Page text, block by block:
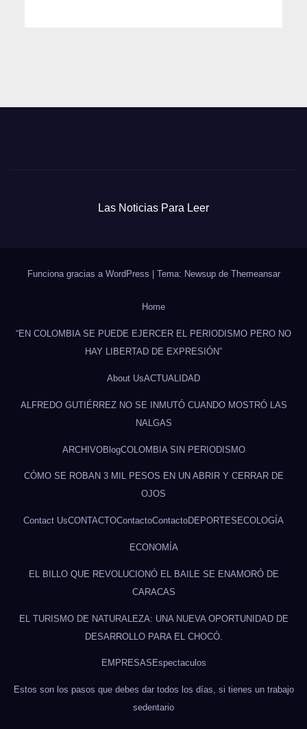
Las Noticias Para Leer
Funciona gracias a WordPress Tema: Newsup de Themeansar
Home
“EN COLOMBIA SE PUEDE EJERCER EL PERIODISMO PERO NO
HAY LIBERTAD DE EXPRESIÓN”
About UsACTUALIDAD
ALFREDO GUTIÉRREZ NO SE INMUTÓ CUANDO MOSTRÓ LAS
NALGAS
ARCHIVOBlogCOLOMBIA SIN PERIODISMO
CÓMO SE ROBAN 3 MIL PESOS EN UN ABRIR Y CERRAR DE
OJOS
Contact UsCONTACTOContactoContactoDEPORTES ECOLOGÍA
ECONOMÍA
EL BILLO QUE REVOLUCIONÓ EL BAILE SE ENAMORÓ DE
CARACAS
EL TURISMO DE NATURALEZA: UNA NUEVA OPORTUNIDAD DE
DESARROLLO PARA EL CHOCÓ.
EMPRESAS Espectaculos
Estos son los pasos que debes dar todos los días, si tienes un trabajo
sedentario